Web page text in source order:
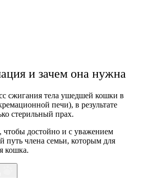
и зачем она нужна
сжигания тела ушедшей кошки в
печи), в результате
стерильный прах.
чтобы достойно и с уважением
путь члена семьи, которым для
кошка.